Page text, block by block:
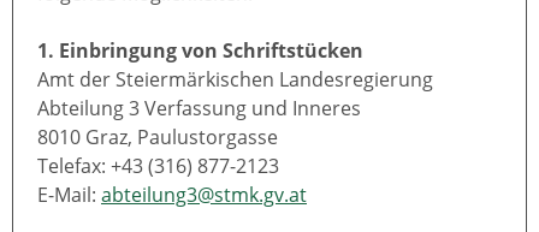
1. Einbringung von Schriftstücken
Amt der Steiermärkischen Landesregierung
Abteilung 3 Verfassung und Inneres
8010 Graz, Paulustorgasse
Telefax: +43 (316) 877-2123
E-Mail: abteilung3@stmk.gv.at